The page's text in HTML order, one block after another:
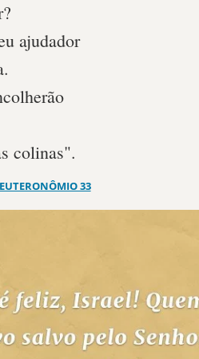
ajudador
colinas".
33